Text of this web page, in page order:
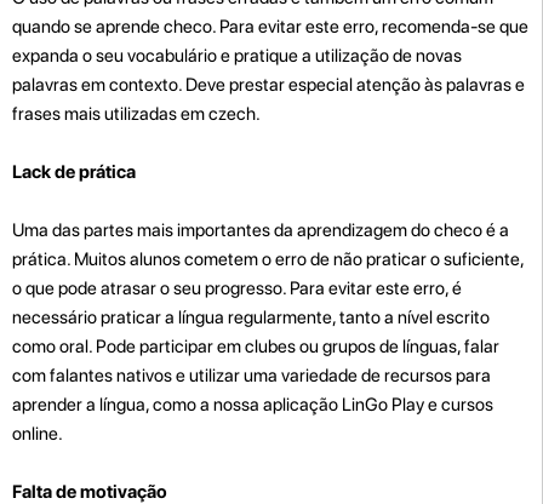
quando se aprende checo. Para evitar este erro, recomenda-se que
expanda o seu vocabulário e pratique a utilização de novas
palavras em contexto. Deve prestar especial atenção às palavras e
frases mais utilizadas em czech.
Lack de prática
Uma das partes mais importantes da aprendizagem do checo é a
prática. Muitos alunos cometem o erro de não praticar o suficiente,
o que pode atrasar o seu progresso. Para evitar este erro, é
necessário praticar a língua regularmente, tanto a nível escrito
como oral. Pode participar em clubes ou grupos de línguas, falar
com falantes nativos e utilizar uma variedade de recursos para
aprender a língua, como a nossa aplicação LinGo Play e cursos
online.
Falta de motivação